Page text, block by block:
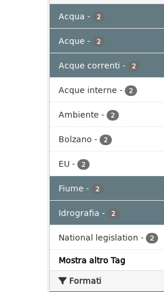
Acqua - 2
Acque - 2
Acque correnti - 2
Acque interne - 2
Ambiente - 2
Bolzano - 2
EU - 2
Fiume - 2
Idrografia - 2
National legislation - 2
Mostra altro Tag
Formati